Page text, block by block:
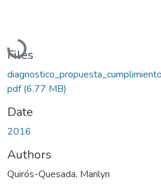
Loading...
Files
pdf(6.77 MB)
Date
2016
Authors
Quirós-Quesada, Marilyn